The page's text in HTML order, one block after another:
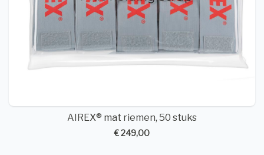
AIREX® mat riemen, 50 stuks
€ 249,00